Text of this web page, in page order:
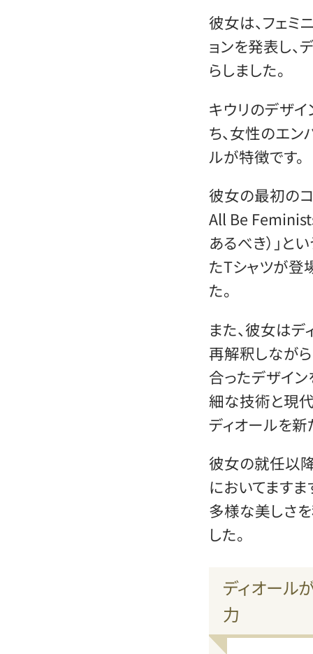
彼女は、フェミ
ョンを発表し
らしました。
キウリのデザ
ち、女性のエン
ルが特徴です。
彼女の最初のコ
All Be
あるべき）」と
たTシャツが登
た。
また、彼女は
再解釈しなが
合ったデザイ
細な技術と現
ディオールを新
彼女の就任以降
においてます
多様な美しさ
した。
ディオール
力